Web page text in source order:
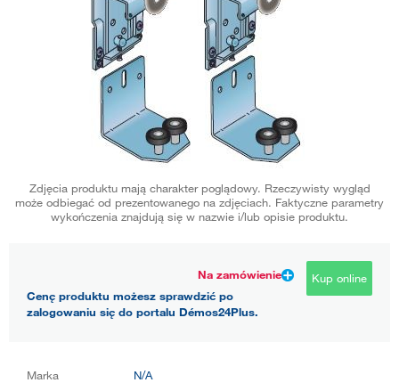
Zdjęcia produktu mają charakter poglądowy. Rzeczywisty wygląd
może odbiegać od prezentowanego na zdjęciach. Faktyczne parametry
wykończenia znajdują się w nazwie i/lub opisie produktu.
Na zamówienie
Cenę produktu możesz sprawdzić po
zalogowaniu się do portalu Démos24Plus.
Kup online
Marka
N/A